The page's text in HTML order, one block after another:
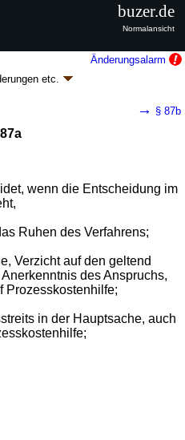
Änderungsalarm
etc.
I Nr. 152
Rechtszug
→ § 87b
wenn die Entscheidung im
Ruhen des Verfahrens;
Verzicht auf den geltend
des Anspruchs,
Prozesskostenhilfe;
in der Hauptsache, auch
buzer.de
Normalansicht